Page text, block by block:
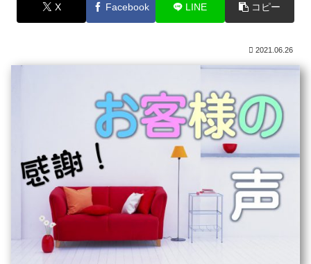
X Facebook LINE コピー
2021.06.26